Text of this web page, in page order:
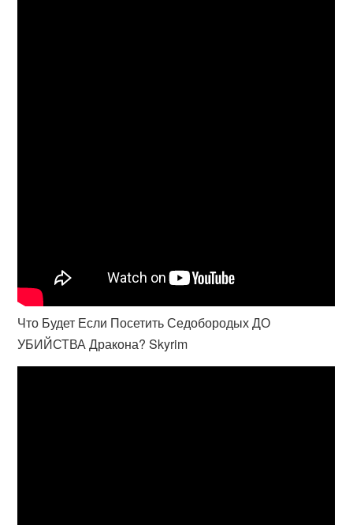
Что Будет Если Посетить Седобородых ДО
УБИЙСТВА Дракона? Skyrim